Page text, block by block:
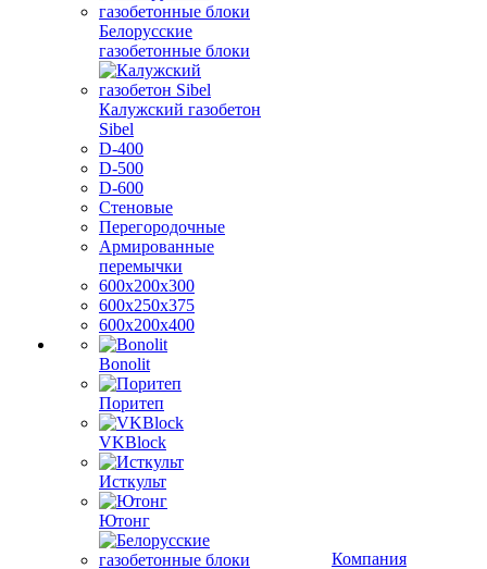
Белорусские
газобетонные блоки
Калужский газобетон
Sibel
D-400
D-500
D-600
Стеновые
Перегородочные
Армированные
перемычки
600х200х300
600х250х375
600х200х400
Bonolit
Поритеп
VKBlock
Исткульт
Ютонг
Компания